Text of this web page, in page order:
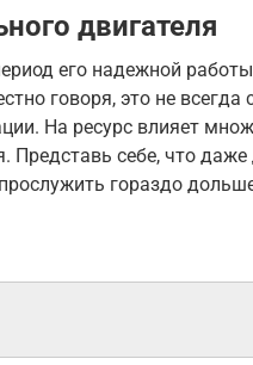
двигателя
его надежной
говоря, это не всегда
На ресурс влияет
Представь себе, что даже
гораздо